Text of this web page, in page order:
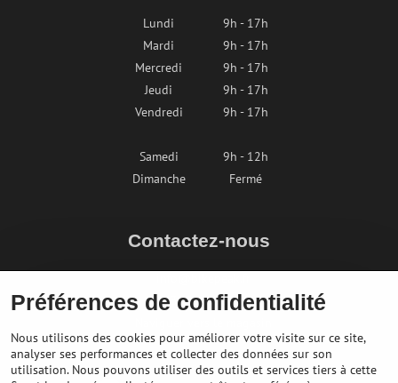
Lundi
9h - 17h
Mardi
9h - 17h
Mercredi
9h - 17h
Jeudi
9h - 17h
Vendredi
9h - 17h
Samedi
9h - 12h
Dimanche
Fermé
Contactez-nous
+436764858804
Préférences de confidentialité
Nous utilisons des cookies pour améliorer votre visite sur ce site,
analyser ses performances et collecter des données sur son
utilisation. Nous pouvons utiliser des outils et services tiers à cette